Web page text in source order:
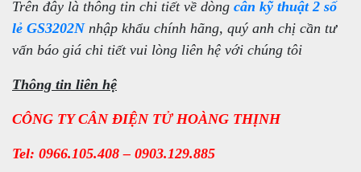
Trên đây là thông tin chi tiết về dòng cân kỹ thuật 2 số
lẻ GS3202Nnhập khẩu chính hãng, quý anh chị cần tư
vấn báo giá chi tiết vui lòng liên hệ với chúng tôi
Thông tin liên hệ
CÔNG TY CÂN ĐIỆN TỬ HOÀNG THỊNH
Tel: 0966.105.408 – 0903.129.885